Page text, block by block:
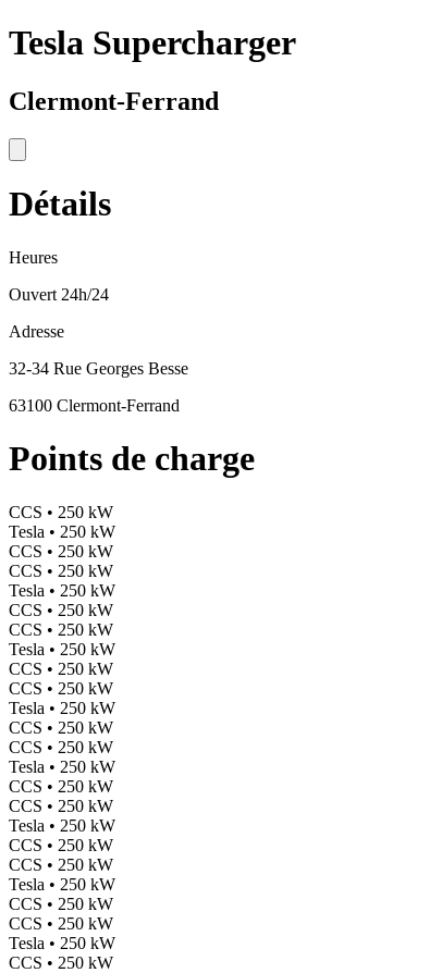
Tesla Supercharger
Clermont-Ferrand
Détails
Heures
Ouvert 24h/24
Adresse
32-34 Rue Georges Besse
63100 Clermont-Ferrand
Points de charge
CCS • 250 kW
Tesla • 250 kW
CCS • 250 kW
CCS • 250 kW
Tesla • 250 kW
CCS • 250 kW
CCS • 250 kW
Tesla • 250 kW
CCS • 250 kW
CCS • 250 kW
Tesla • 250 kW
CCS • 250 kW
CCS • 250 kW
Tesla • 250 kW
CCS • 250 kW
CCS • 250 kW
Tesla • 250 kW
CCS • 250 kW
CCS • 250 kW
Tesla • 250 kW
CCS • 250 kW
CCS • 250 kW
Tesla • 250 kW
CCS • 250 kW